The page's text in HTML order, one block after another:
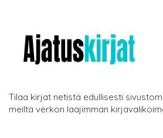
Tilaa kirjat netistä edullisesti
meiltä verkon laajimman